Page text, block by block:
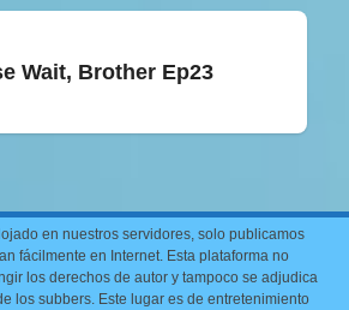
Wait, Brother Ep23
en nuestros servidores, solo publicamos
fácilmente en Internet. Esta plataforma no
los derechos de autor y tampoco se adjudica
los subbers. Este lugar es de entretenimiento